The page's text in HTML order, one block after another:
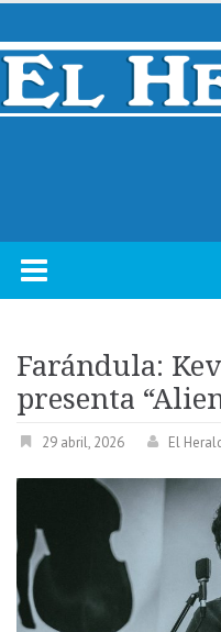
Skip
content
Farándula:
presenta
29 abril, 2026 El